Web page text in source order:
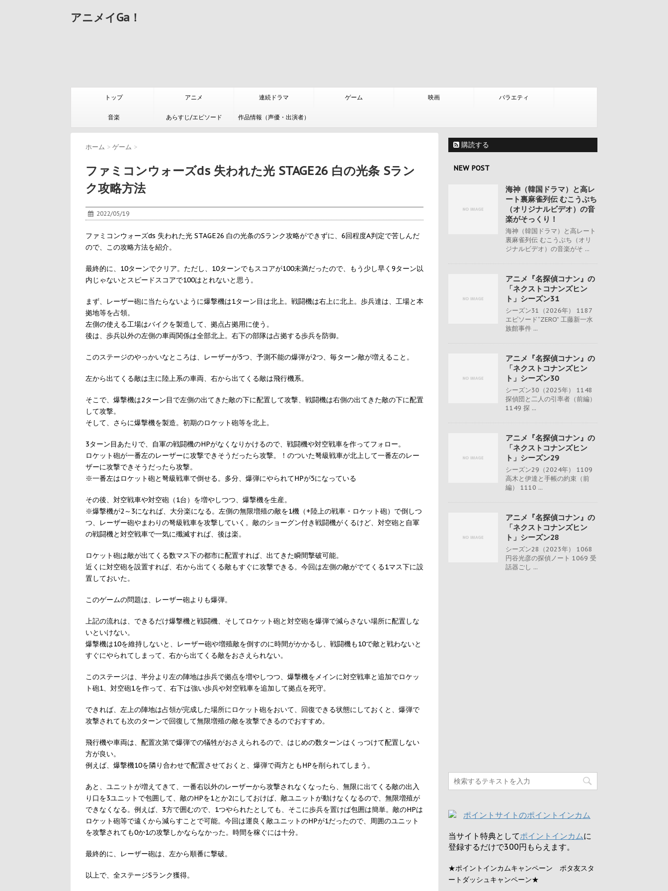
アニメイGa！
トップ アニメ 連続ドラマ ゲーム 映画 バラエティ
音楽 あらすじ/エピソード 作品情報（声優・出演者）
ホーム > ゲーム >
ファミコンウォーズds 失われた光 STAGE26 白の光条 Sラン
ク攻略方法
2022/05/19
ファミコンウォーズds 失われた光 STAGE26 白の光条のSランク攻略ができずに、6回程度A判定で苦しんだ
ので、この攻略方法を紹介。
最終的に、10ターンでクリア。ただし、10ターンでもスコアが100未満だったので、もう少し早く9ターン以
内じゃないとスピードスコアで100はとれないと思う。
まず、レーザー砲に当たらないように爆撃機は1ターン目は北上。戦闘機は右上に北上。歩兵達は、工場と本
拠地等を占領。
左側の使える工場はバイクを製造して、拠点占拠用に使う。
後は、歩兵以外の左側の車両関係は全部北上。右下の部隊は占拠する歩兵を防御。
このステージのやっかいなところは、レーザーが5つ、予測不能の爆弾が2つ、毎ターン敵が増えること。
左から出てくる敵は主に陸上系の車両、右から出てくる敵は飛行機系。
そこで、爆撃機は2ターン目で左側の出てきた敵の下に配置して攻撃、戦闘機は右側の出てきた敵の下に配置
して攻撃。
そして、さらに爆撃機を製造。初期のロケット砲等を北上。
3ターン目あたりで、自軍の戦闘機のHPがなくなりかけるので、戦闘機や対空戦車を作ってフォロー。
ロケット砲が一番左のレーザーに攻撃できそうだったら攻撃。！のついた弩級戦車が北上して一番左のレー
ザーに攻撃できそうだったら攻撃。
※一番左はロケット砲と弩級戦車で倒せる。多分、爆弾にやられてHPが5になっている
その後、対空戦車や対空砲（1台）を増やしつつ、爆撃機を生産。
※爆撃機が2～3になれば、大分楽になる。左側の無限増殖の敵を1機（+陸上の戦車・ロケット砲）で倒しつ
つ、レーザー砲やまわりの弩級戦車を攻撃していく。敵のショーグン付き戦闘機がくるけど、対空砲と自軍
の戦闘機と対空戦車で一気に殲滅すれば、後は楽。
ロケット砲は敵が出てくる数マス下の都市に配置すれば、出てきた瞬間撃破可能。
近くに対空砲を設置すれば、右から出てくる敵もすぐに攻撃できる。今回は左側の敵がでてくる1マス下に設
置しておいた。
このゲームの問題は、レーザー砲よりも爆弾。
上記の流れは、できるだけ爆撃機と戦闘機、そしてロケット砲と対空砲を爆弾で減らさない場所に配置しな
いといけない。
爆撃機は10を維持しないと、レーザー砲や増殖敵を倒すのに時間がかかるし、戦闘機も10で敵と戦わないと
すぐにやられてしまって、右から出てくる敵をおさえられない。
このステージは、半分より左の陣地は歩兵で拠点を増やしつつ、爆撃機をメインに対空戦車と追加でロケッ
ト砲1、対空砲1を作って、右下は強い歩兵や対空戦車を追加して拠点を死守。
できれば、左上の陣地は占領が完成した場所にロケット砲をおいて、回復できる状態にしておくと、爆弾で
攻撃されても次のターンで回復して無限増殖の敵を攻撃できるのでおすすめ。
飛行機や車両は、配置次第で爆弾での犠牲がおさえられるので、はじめの数ターンはくっつけて配置しない
方が良い。
例えば、爆撃機10を隣り合わせで配置させておくと、爆弾で両方ともHPを削られてしまう。
あと、ユニットが増えてきて、一番右以外のレーザーから攻撃されなくなったら、無限に出てくる敵の出入
り口を3ユニットで包囲して、敵のHPを1とか2にしておけば、敵ユニットが動けなくなるので、無限増殖が
できなくなる。例えば、3方で囲むので、1つやられたとしても、そこに歩兵を置けば包囲は簡単。敵のHPは
ロケット砲等で遠くから減らすことで可能。今回は運良く敵ユニットのHPが1だったので、周囲のユニット
を攻撃されても0か1の攻撃しかならなかった。時間を稼ぐには十分。
最終的に、レーザー砲は、左から順番に撃破。
以上で、全ステージSランク獲得。
購読する
NEW POST
海神（韓国ドラマ）と高レ
ート裏麻雀列伝 むこうぶち
（オリジナルビデオ）の音
楽がそっくり！
海神（韓国ドラマ）と高レート
裏麻雀列伝 むこうぶち（オリ
ジナルビデオ）の音楽がそ ...
アニメ『名探偵コナン』の
「ネクストコナンズヒン
ト」シーズン31
シーズン31（2026年） 1187
エピソード“ZERO” 工藤新一水
族館事件 ...
アニメ『名探偵コナン』の
「ネクストコナンズヒン
ト」シーズン30
シーズン30（2025年） 1148
探偵団と二人の引率者（前編）
1149 探 ...
アニメ『名探偵コナン』の
「ネクストコナンズヒン
ト」シーズン29
シーズン29（2024年） 1109
高木と伊達と手帳の約束（前
編） 1110 ...
アニメ『名探偵コナン』の
「ネクストコナンズヒン
ト」シーズン28
シーズン28（2023年） 1068
円谷光彦の探偵ノート 1069 受
話器ごし ...
当サイト特典としてポイントインカムに
登録するだけで300円 もらえます。
★ポイントインカムキャンペーン ポタ友スタ
ートダッシュキャンペーン★